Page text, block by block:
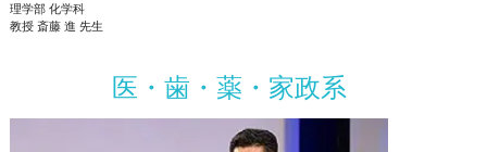
理学部 化学科
教授 斎藤 進 先生
医・歯・薬・家政系